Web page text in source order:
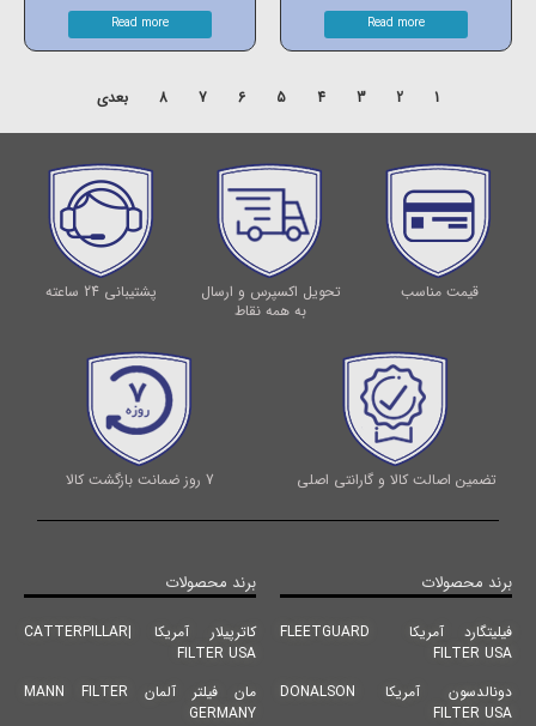
Read more
Read more
1
2
3
4
5
6
7
8 بعدی
قیمت مناسب
تحویل اکسپرس و ارسال
به همه نقاط
پشتیبانی 24 ساعته
تضمین اصالت کالا و گارانتی اصلی 7 روز ضمانت بازگشت کالا
برند محصولات
فیلیتگارد آمریکا FLEETGUARD
FILTER USA
دونالدسون آمریکا DONALSON
FILTER USA
برند محصولات
کاترپیلار آمریکا |CATTERPILLAR
FILTER USA
مان فیلتر آلمان MANN FILTER
GERMANY